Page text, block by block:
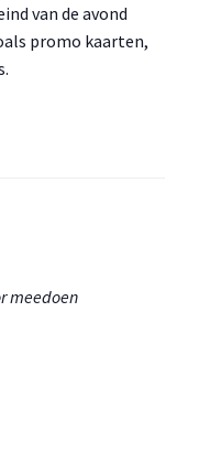
van de avond
promo kaarten,
meedoen